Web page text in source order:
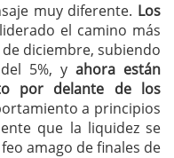
muy diferente. Los
el camino más
diciembre, subiendo
5%, y ahora están
por delante de los
a principios
que la liquidez se
amago de finales de